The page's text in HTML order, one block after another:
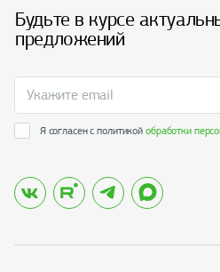
Будьте в курсе
предложений
Я согласен с политикойобработки